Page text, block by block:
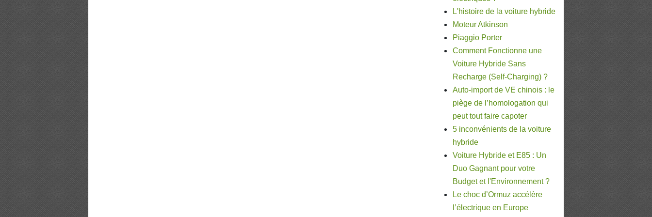
L'histoire de la voiture hybride
Moteur Atkinson
Piaggio Porter
Comment Fonctionne une
Voiture Hybride Sans
Recharge (Self-Charging) ?
Auto-import de VE chinois : le
piège de l’homologation qui
peut tout faire capoter
5 inconvénients de la voiture
hybride
Voiture Hybride et E85 : Un
Duo Gagnant pour votre
Budget et l'Environnement ?
Le choc d’Ormuz accélère
l’électrique en Europe